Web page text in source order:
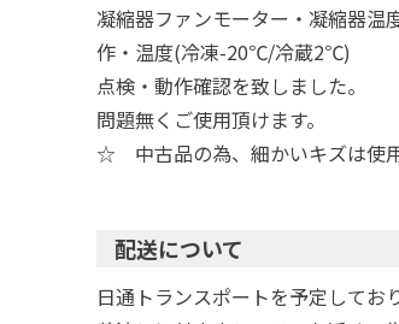
凝縮器ファンモーター・凝縮器温
作・温度(冷凍-20℃/冷蔵2℃)
点検・動作確認を致しました。
問題無くご使用頂けます。
☆ 中古品の為、細かいキズは使
配送について
日通トランスポートを予定してお